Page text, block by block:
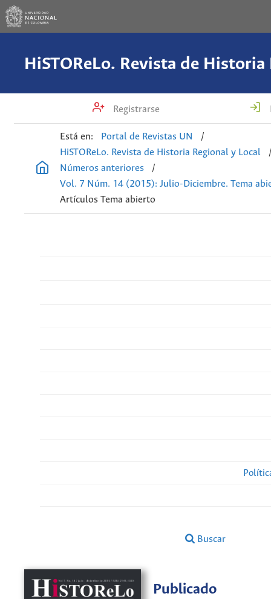
Registrarse
Está en: Portal de Revistas UN
/
HiSTOReLo. Revista de Historia Regional y Local
Números anteriores
/
Vol. 7 Núm. 14 (2015): Julio-Diciembre. Tema
Artículos Tema abierto
Buscar
Publicado